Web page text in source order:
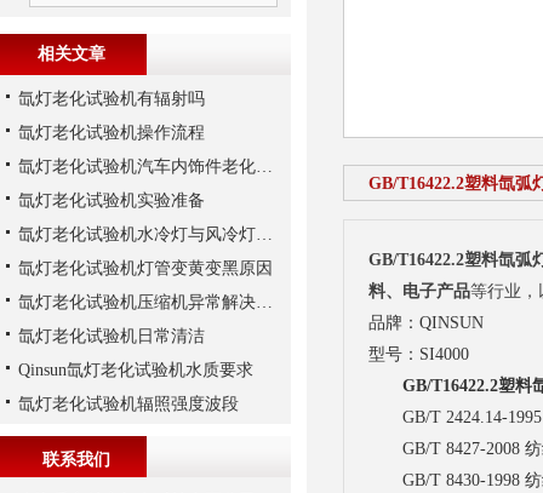
GB/T16422.2塑料氙弧
GB/T16422.2塑料氙弧
料、电子产品等行业，
品牌：QINSUN
型号：SI4000
GB/T16422.2塑料
GB/T 2424.14-1995
GB/T 8427-2008 纺
GB/T 8430-1998 纺
相关文章
氙灯老化试验机有辐射吗
氙灯老化试验机操作流程
氙灯老化试验机汽车内饰件老化实验注意事项
氙灯老化试验机实验准备
氙灯老化试验机水冷灯与风冷灯的区别
氙灯老化试验机灯管变黄变黑原因
氙灯老化试验机压缩机异常解决方法
氙灯老化试验机日常清洁
Qinsun氙灯老化试验机水质要求
氙灯老化试验机辐照强度波段
联系我们